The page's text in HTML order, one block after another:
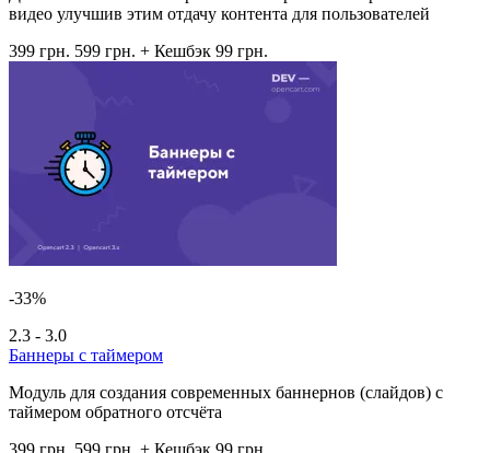
видео улучшив этим отдачу контента для пользователей
399 грн. 599 грн. + Кешбэк 99 грн.
-33%
2.3 - 3.0
Баннеры с таймером
Модуль для создания современных баннернов (слайдов) с
таймером обратного отсчёта